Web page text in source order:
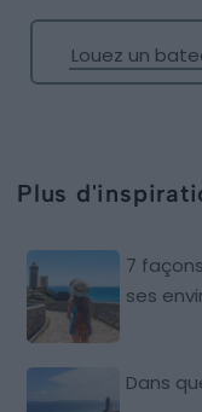
Louez un
Plus
7
ses
Dans